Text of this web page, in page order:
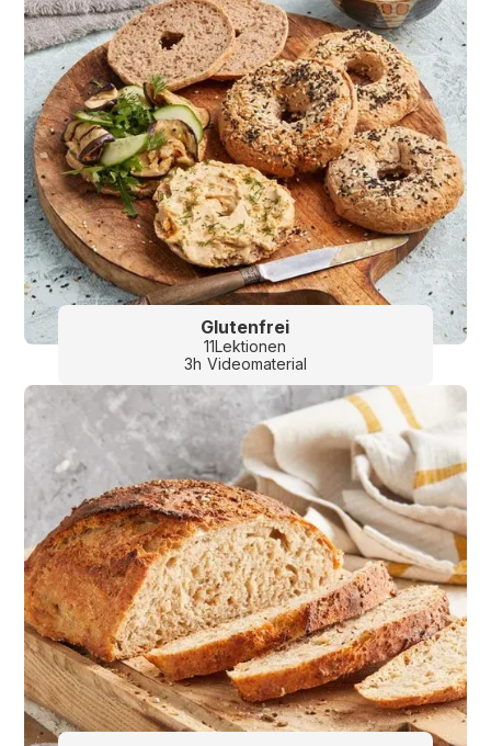
Glutenfrei
11Lektionen
3h Videomaterial